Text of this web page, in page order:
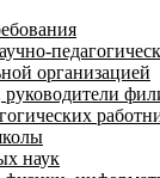
организацией
руководители
наук